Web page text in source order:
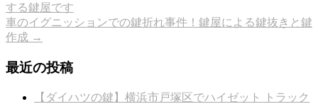
する鍵屋です
車のイグニッションでの鍵折れ事件！鍵屋による鍵抜きと鍵
作成 →
最近の投稿
【ダイハツの鍵】横浜市戸塚区でハイゼット トラック